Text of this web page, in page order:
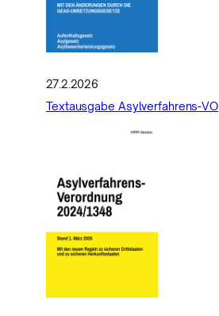
27.2.2026
Textausgabe Asylverfahrens-VO